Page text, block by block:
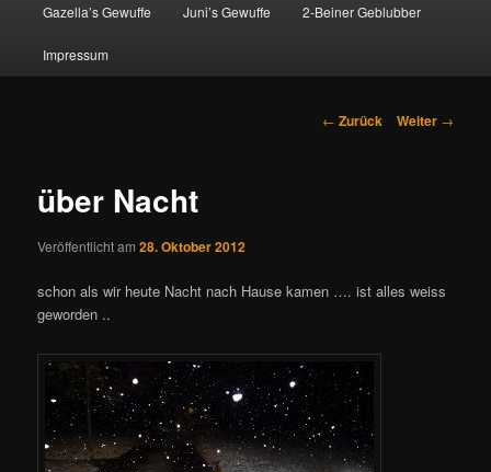
Gazella’s Gewuffe Juni’s Gewuffe 2-Beiner Geblubber
Impressum
Beitrags-
← Zurück Weiter →
über Nacht
Veröffentlicht am28. Oktober 2012
schon als wir heute Nacht nach Hause kamen …. ist alles weiss
geworden ..